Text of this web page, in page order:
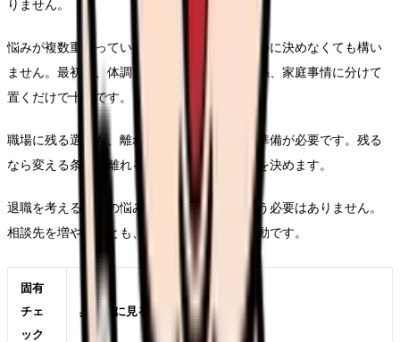
りません。
悩みが複数重なっている時は、退職理由を一つに決めなくても構い
ません。最初は、体調、勤務、給与、人間関係、家庭事情に分けて
置くだけで十分です。
職場に残る選択も、離れる選択も、どちらも準備が必要です。残る
なら変える条件、離れるなら次で避ける条件を決めます。
退職を考えるほどの悩みは、本人だけで背負う必要はありません。
相談先を増やすことも、判断の質を上げる行動です。
固有
チェ
ック
具体的に見ること